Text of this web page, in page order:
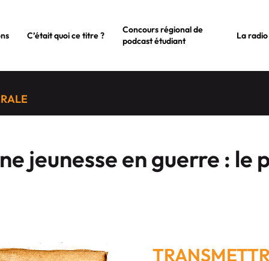
C’était quoi ce titre ?
Concours régional de
podcast étudiant
La radio
jeunesse en guerre : le